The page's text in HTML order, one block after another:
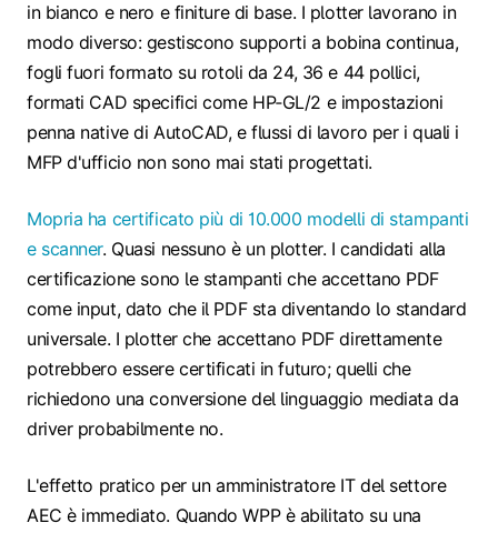
in bianco e nero e finiture di base. I plotter lavorano in
modo diverso: gestiscono supporti a bobina continua,
fogli fuori formato su rotoli da 24, 36 e 44 pollici,
formati CAD specifici come HP‑GL/2 e impostazioni
penna native di AutoCAD, e flussi di lavoro per i quali i
MFP d'ufficio non sono mai stati progettati.
Mopria ha certificato più di 10.000 modelli di stampanti
e scanner. Quasi nessuno è un plotter. I candidati alla
certificazione sono le stampanti che accettano PDF
come input, dato che il PDF sta diventando lo standard
universale. I plotter che accettano PDF direttamente
potrebbero essere certificati in futuro; quelli che
richiedono una conversione del linguaggio mediata da
driver probabilmente no.
L'effetto pratico per un amministratore IT del settore
AEC è immediato. Quando WPP è abilitato su una